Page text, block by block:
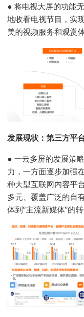
● 将电视大屏的功能
地收看电视节目，实
美的视频服务和观赏体
发展现状：第三方平
● 一云多屏的发展策
力，一方面逐步加强
种大型互联网内容平
多元、覆盖广泛的自
体到“主流新媒体”的转